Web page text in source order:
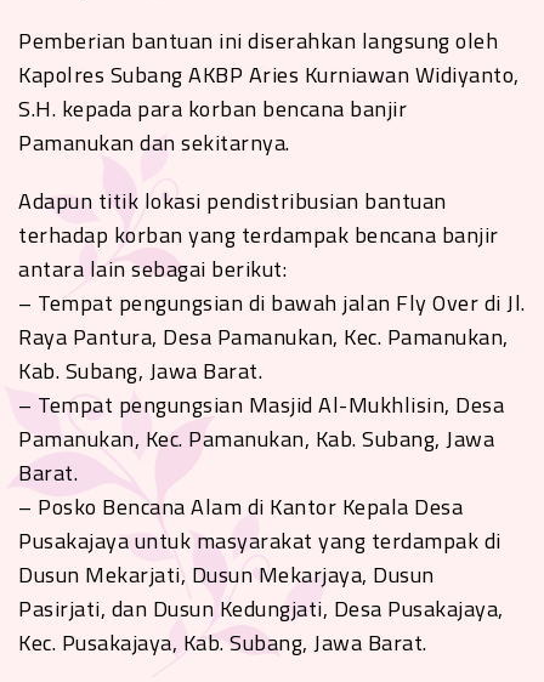
Pemberian bantuan ini diserahkan langsung oleh
Kapolres Subang AKBP Aries Kurniawan Widiyanto,
S.H. kepada para korban bencana banjir
Pamanukan dan sekitarnya.
Adapun titik lokasi pendistribusian bantuan
terhadap korban yang terdampak bencana banjir
antara lain sebagai berikut:
– Tempat pengungsian di bawah jalan Fly Over di Jl.
Raya Pantura, Desa Pamanukan, Kec. Pamanukan,
Kab. Subang, Jawa Barat.
– Tempat pengungsian Masjid Al-Mukhlisin, Desa
Pamanukan, Kec. Pamanukan, Kab. Subang, Jawa
Barat.
– Posko Bencana Alam di Kantor Kepala Desa
Pusakajaya untuk masyarakat yang terdampak di
Dusun Mekarjati, Dusun Mekarjaya, Dusun
Pasirjati, dan Dusun Kedungjati, Desa Pusakajaya,
Kec. Pusakajaya, Kab. Subang, Jawa Barat.